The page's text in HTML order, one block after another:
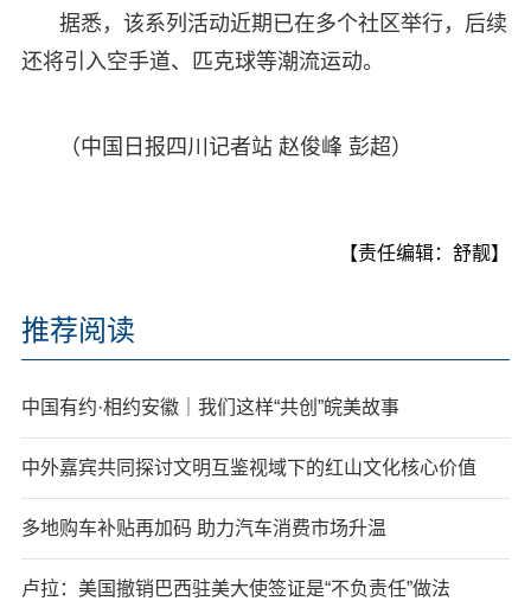
据悉，该系列活动近期已在多个社区举行，后续
还将引入空手道、匹克球等潮流运动。
（中国日报四川记者站 赵俊峰 彭超）
【责任编辑：舒靓】
推荐阅读
中国有约·相约安徽｜我们这样“共创”皖美故事
中外嘉宾共同探讨文明互鉴视域下的红山文化核心价值
多地购车补贴再加码 助力汽车消费市场升温
卢拉：美国撤销巴西驻美大使签证是“不负责任”做法